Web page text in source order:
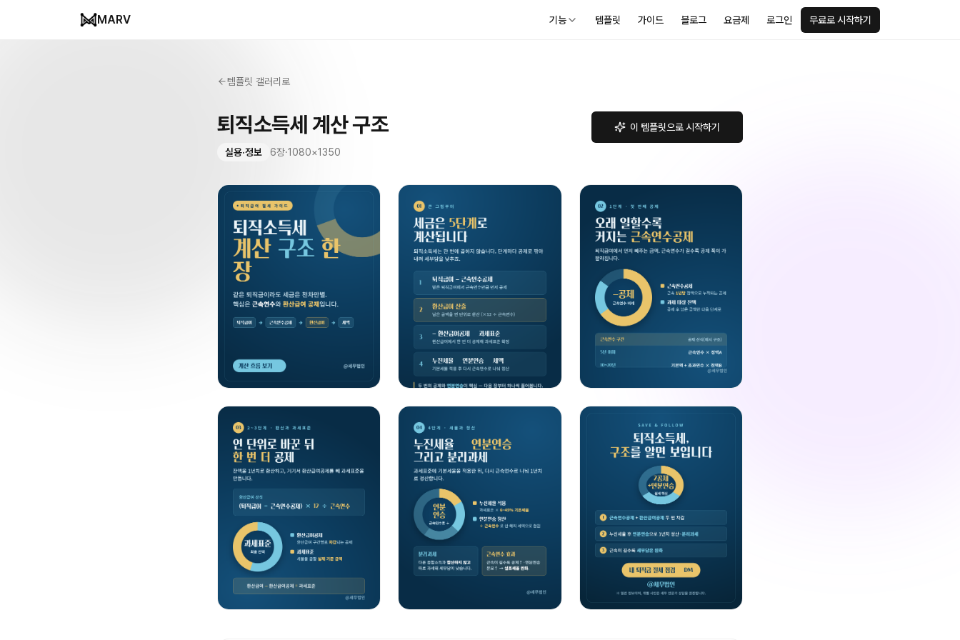
MARV 기능 템플릿 가이드 블로그 요금제 로그인 무료로 시작하기
템플릿 갤러리로
퇴직소득세 계산 구조
실용·정보 6장·1080×1350
이 템플릿으로 시작하기